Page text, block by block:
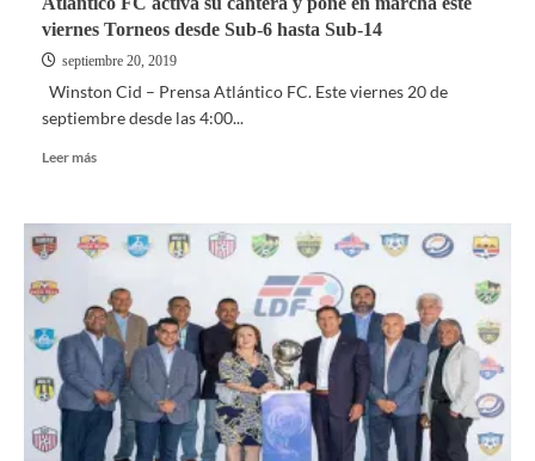
viernes Torneos desde Sub-6 hasta Sub-14
septiembre 20, 2019
Winston Cid – Prensa Atlántico FC. Este viernes 20 de
septiembre desde las 4:00...
Leer másLeer
Atlántico
FC
su
cantera
y
pone
en
marcha
este
viernes